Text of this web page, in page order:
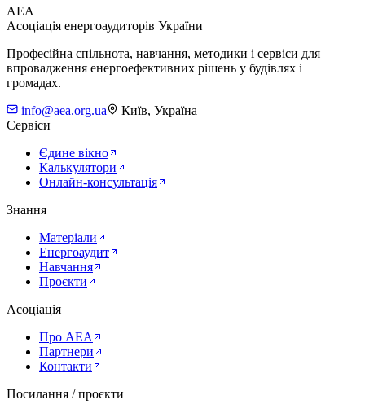
AEA
Асоціація енергоаудиторів України
Професійна спільнота, навчання, методики і сервіси для
впровадження енергоефективних рішень у будівлях і
громадах.
info@aea.org.ua
Київ, Україна
Сервіси
Єдине вікно
Калькулятори
Онлайн-консультація
Знання
Матеріали
Енергоаудит
Навчання
Проєкти
Асоціація
Про AEA
Партнери
Контакти
Посилання / проєкти